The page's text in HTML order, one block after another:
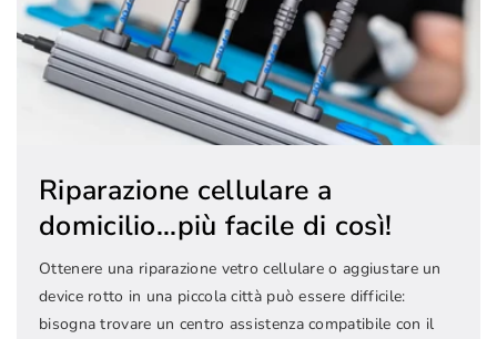
Riparazione cellulare a
domicilio...più facile di così!
Ottenere una riparazione vetro cellulare o aggiustare un
device rotto in una piccola città può essere difficile:
bisogna trovare un centro assistenza compatibile con il